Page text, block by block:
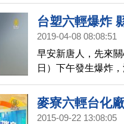
台塑六輕爆炸
2019-04-08 08:08:51
早安新唐人，先來
日）下午發生爆炸
傷亡，雲林縣府依
工。昨天下午這一
力，台塑證實爆炸
麥寮六輕台化
2015-09-22 13:08:05